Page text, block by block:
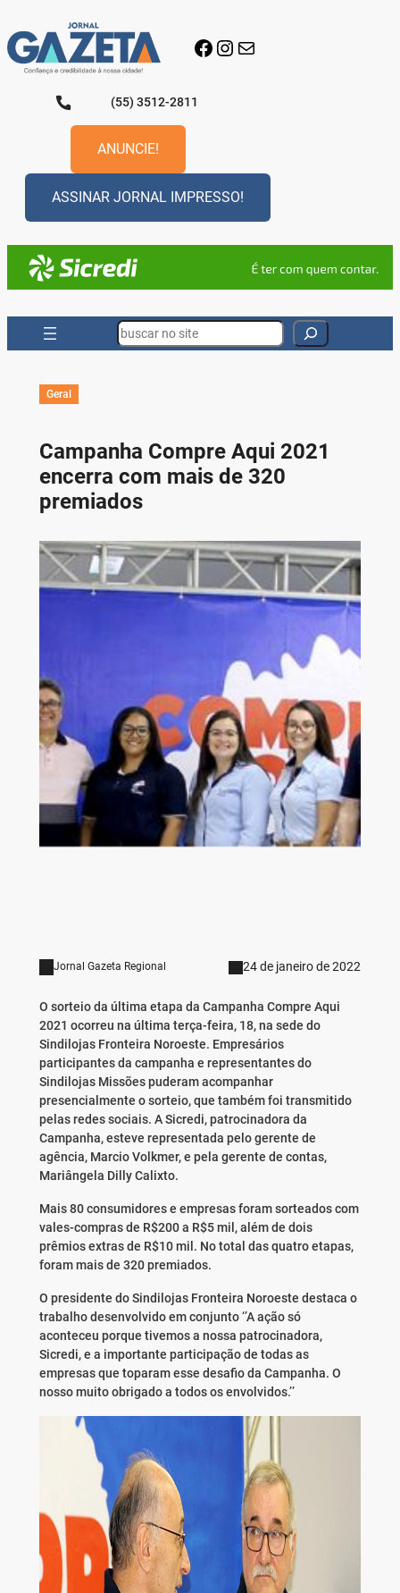
para
o
conteúdo
Facebook
Instagram
E-mail
(55) 3512-2811
ANUNCIE!
ASSINAR JORNAL IMPRESSO!
Search
Geral
Campanha Compre Aqui 2021
encerra com mais de 320
premiados
Jornal Gazeta Regional 24 de janeiro de 2022
O sorteio da última etapa da Campanha Compre Aqui
2021 ocorreu na última terça-feira, 18, na sede do
Sindilojas Fronteira Noroeste. Empresários
participantes da campanha e representantes do
Sindilojas Missões puderam acompanhar
presencialmente o sorteio, que também foi transmitido
pelas redes sociais. A Sicredi, patrocinadora da
Campanha, esteve representada pelo gerente de
agência, Marcio Volkmer, e pela gerente de contas,
Mariângela Dilly Calixto.
Mais 80 consumidores e empresas foram sorteados com
vales-compras de R$200 a R$5 mil, além de dois
prêmios extras de R$10 mil. No total das quatro etapas,
foram mais de 320 premiados.
O presidente do Sindilojas Fronteira Noroeste destaca o
trabalho desenvolvido em conjunto ‘’A ação só
aconteceu porque tivemos a nossa patrocinadora,
Sicredi, e a importante participação de todas as
empresas que toparam esse desafio da Campanha. O
nosso muito obrigado a todos os envolvidos.’’